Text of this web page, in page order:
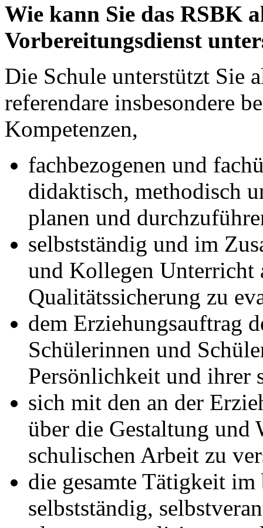
Wie kann Sie das RSBK
Vorbereitungsdienst
Die Schule unterstützt Sie
referendare insbesondere
Kompetenzen,
fachbezogenen und
didaktisch, methodisch
planen und
selbstständig und im
und Kollegen Unterricht
Qualitätssicherung zu
dem Erziehungsauftrag
Schülerinnen und
Persönlichkeit und ihrer
sich mit den an der
über die Gestaltung und
schulischen Arbeit zu
die gesamte Tätigkeit
selbstständig,